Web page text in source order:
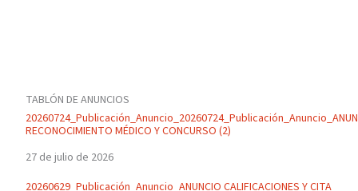
TABLÓN DE ANUNCIOS
RECONOCIMIENTO MÉDICO Y CONCURSO (2)
27 de julio de 2026
20260629_Publicación_Anuncio_ANUNCIO CALIFICACIONES Y CITA